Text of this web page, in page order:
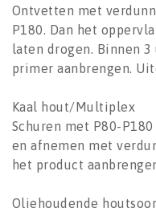
Ontvetten met
P180. Dan het
laten drogen. Binnen
primer aanbrengen.
Kaal hout/Multiplex
Schuren met P80-
en afnemen met
het product
Oliehoudende